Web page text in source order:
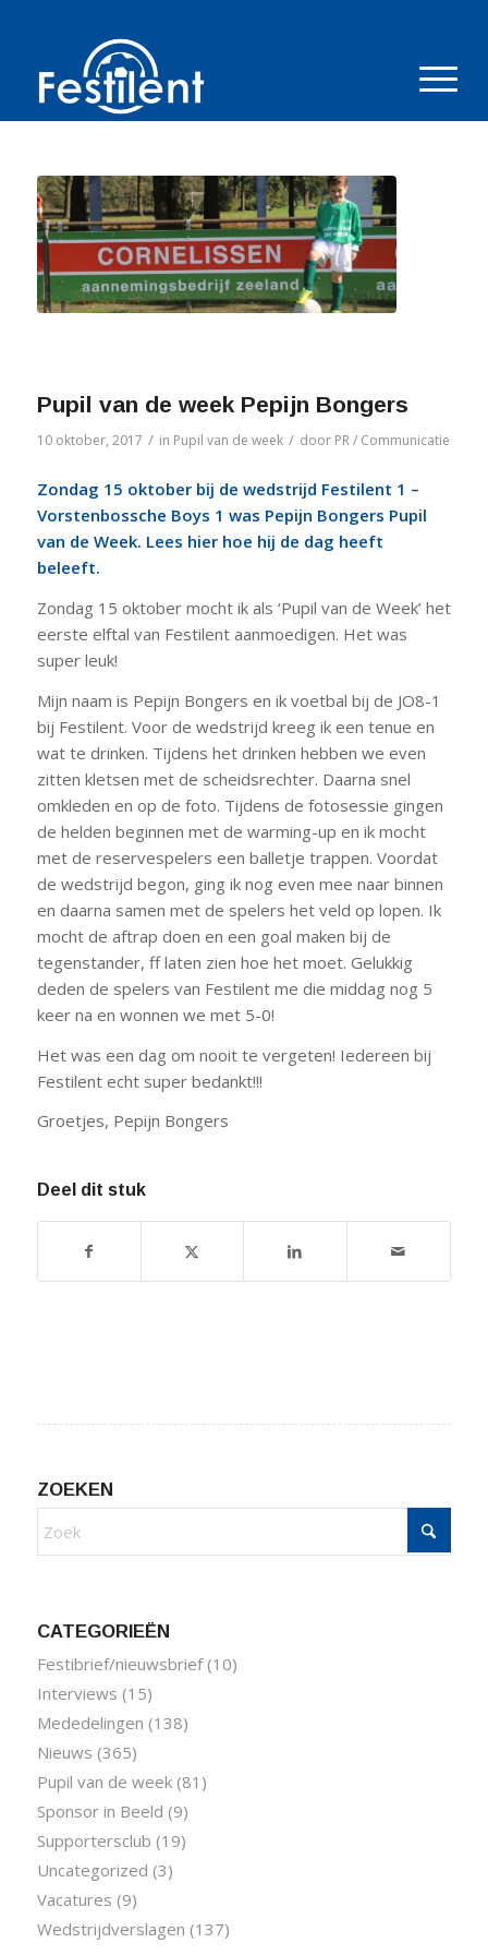
Pupil van de week Pepijn Bongers
10 oktober, 2017 / in Pupil van de week / door PR / Communicatie
Zondag 15 oktober bij de wedstrijd Festilent 1 –
Vorstenbossche Boys 1 was Pepijn Bongers Pupil
van de Week. Lees hier hoe hij de dag heeft
beleeft.
Zondag 15 oktober mocht ik als ‘Pupil van de Week’ het
eerste elftal van Festilent aanmoedigen. Het was
super leuk!
Mijn naam is Pepijn Bongers en ik voetbal bij de JO8-1
bij Festilent. Voor de wedstrijd kreeg ik een tenue en
wat te drinken. Tijdens het drinken hebben we even
zitten kletsen met de scheidsrechter. Daarna snel
omkleden en op de foto. Tijdens de fotosessie gingen
de helden beginnen met de warming-up en ik mocht
met de reservespelers een balletje trappen. Voordat
de wedstrijd begon, ging ik nog even mee naar binnen
en daarna samen met de spelers het veld op lopen. Ik
mocht de aftrap doen en een goal maken bij de
tegenstander, ff laten zien hoe het moet. Gelukkig
deden de spelers van Festilent me die middag nog 5
keer na en wonnen we met 5-0!
Het was een dag om nooit te vergeten! Iedereen bij
Festilent echt super bedankt!!!
Groetjes, Pepijn Bongers
Deel dit stuk
ZOEKEN
CATEGORIEËN
Festibrief/nieuwsbrief(10)
Interviews (15)
Mededelingen (138)
Nieuws (365)
Pupil van de week(81)
Sponsor in Beeld (9)
Supportersclub (19)
Uncategorized (3)
Vacatures (9)
Wedstrijdverslagen (137)